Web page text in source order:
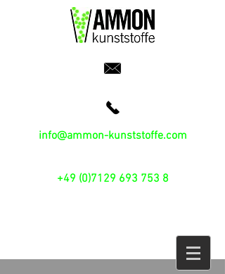
info@ammon-kunststoffe.com
+49 (0)7129 693 753 8